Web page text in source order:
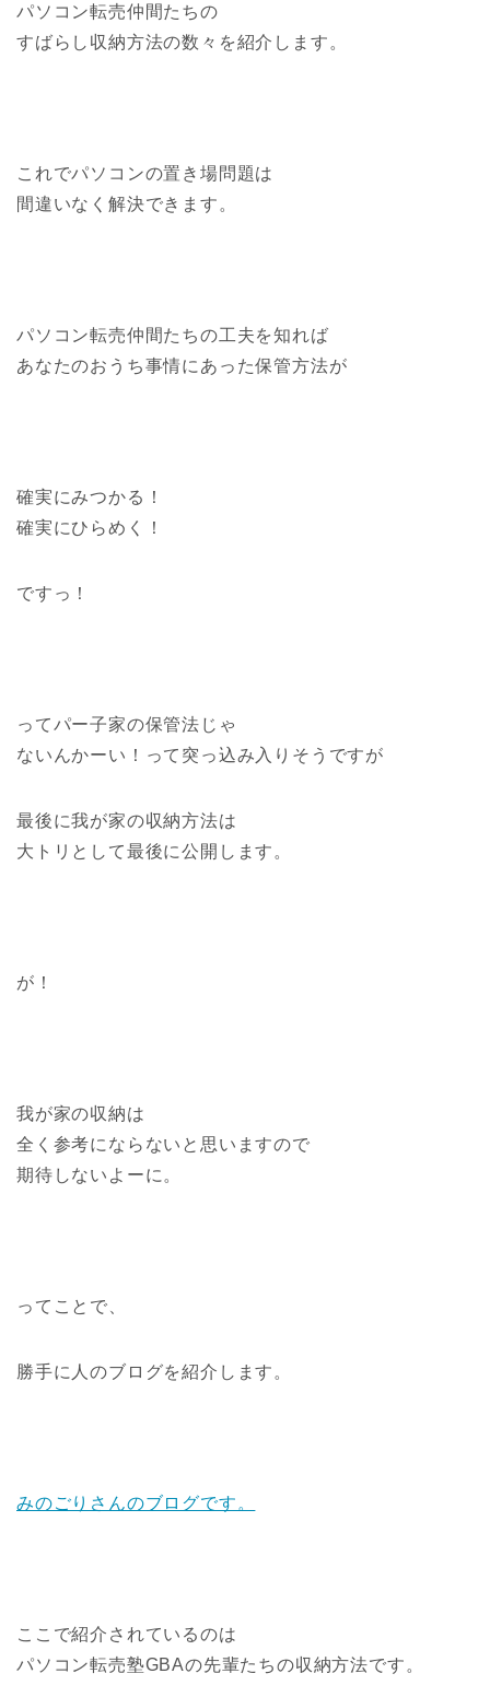
パソコン転売仲間たちの
すばらし収納方法の数々を紹介します。
これでパソコンの置き場問題は
間違いなく解決できます。
パソコン転売仲間たちの工夫を知れば
あなたのおうち事情にあった保管方法が
確実にみつかる！
確実にひらめく！
ですっ！
ってパー子家の保管法じゃ
ないんかーい！って突っ込み入りそうですが
最後に我が家の収納方法は
大トリとして最後に公開します。
が！
我が家の収納は
全く参考にならないと思いますので
期待しないよーに。
ってことで、
勝手に人のブログを紹介します。
みのごりさんのブログです。
ここで紹介されているのは
パソコン転売塾GBAの先輩たちの収納方法です。